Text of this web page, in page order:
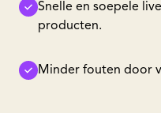
Snelle en soepele
producten.
Minder fouten door